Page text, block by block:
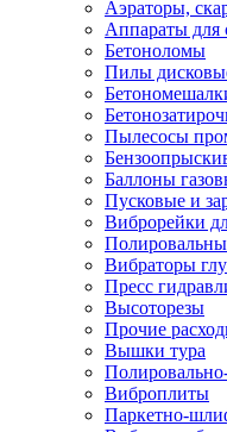
Аэраторы,
Аппараты для
Бетоноломы
Пилы
Пылесосы
Баллоны
Пусковые и
Виброрейки
Вибраторы
Пресс
Высоторезы
Прочие
Вышки тура
Виброплиты
Паркетно-